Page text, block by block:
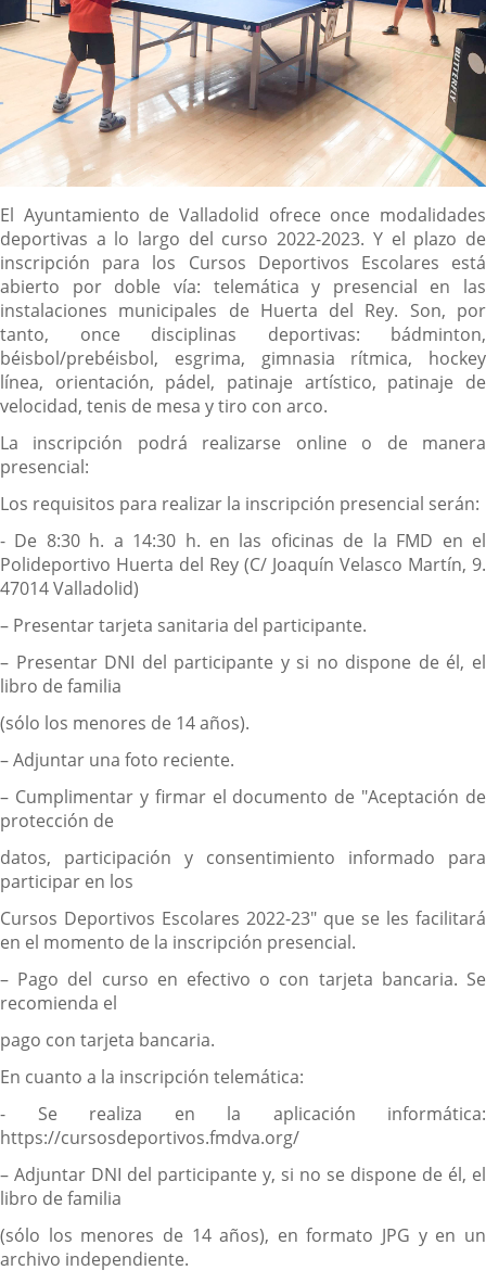
Descripción
El Ayuntamiento de Valladolid ofrece once modalidades
deportivas a lo largo del curso 2022-2023. Y el plazo de
inscripción para los Cursos Deportivos Escolares está
abierto por doble vía: telemática y presencial en las
instalaciones municipales de Huerta del Rey. Son, por
tanto, once disciplinas deportivas: bádminton,
béisbol/prebéisbol, esgrima, gimnasia rítmica, hockey
línea, orientación, pádel, patinaje artístico, patinaje de
velocidad, tenis de mesa y tiro con arco.
La inscripción podrá realizarse online o de manera
presencial:
Los requisitos para realizar la inscripción presencial serán:
- De 8:30 h. a 14:30 h. en las oficinas de la FMD en el
Polideportivo Huerta del Rey (C/ Joaquín Velasco Martín, 9.
47014 Valladolid)
– Presentar tarjeta sanitaria del participante.
– Presentar DNI del participante y si no dispone de él, el
libro de familia
(sólo los menores de 14 años).
– Adjuntar una foto reciente.
– Cumplimentar y firmar el documento de "Aceptación de
protección de
datos, participación y consentimiento informado para
participar en los
Cursos Deportivos Escolares 2022-23" que se les facilitará
en el momento de la inscripción presencial.
– Pago del curso en efectivo o con tarjeta bancaria. Se
recomienda el
pago con tarjeta bancaria.
En cuanto a la inscripción telemática:
-
Se realiza en la aplicación informática:
https://cursosdeportivos.fmdva.org/
– Adjuntar DNI del participante y, si no se dispone de él, el
libro de familia
(sólo los menores de 14 años), en formato JPG y en un
archivo independiente.